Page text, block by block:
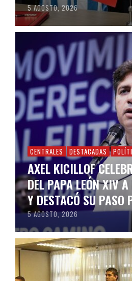
5 AGOSTO, 2026
CENTRALES DESTACADAS
AXEL KICILLOF
DEL PAPA LEÓN XIV
Y DESTACÓ SU PASO
5 AGOSTO, 2026